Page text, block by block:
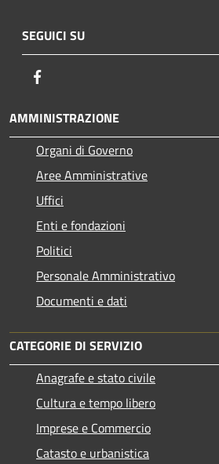
SEGUICI SU
AMMINISTRAZIONE
Organi di Governo
Aree Amministrative
Uffici
Enti e fondazioni
Politici
Personale Amministrativo
Documenti e dati
CATEGORIE DI SERVIZIO
Anagrafe e stato civile
Cultura e tempo libero
Imprese e Commercio
Catasto e urbanistica